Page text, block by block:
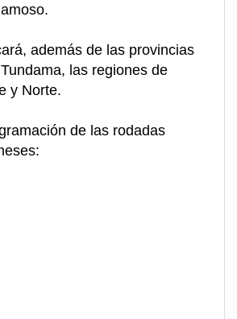
además de las provincias
las regiones de
y Norte.
de las rodadas